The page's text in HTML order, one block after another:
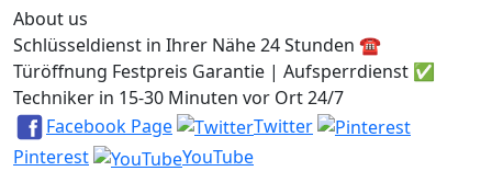
About us
Schlüsseldienst in Ihrer Nähe 24 Stunden ☎️
Türöffnung Festpreis Garantie | Aufsperrdienst ✅
Techniker in 15-30 Minuten vor Ort 24/7
Facebook Page
Twitter
Pinterest
YouTube